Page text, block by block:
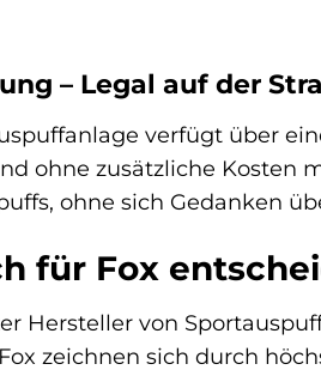
– Legal auf der
verfügt über
ohne zusätzliche Kosten
ohne sich Gedanken
für Fox
Hersteller von
zeichnen sich durch